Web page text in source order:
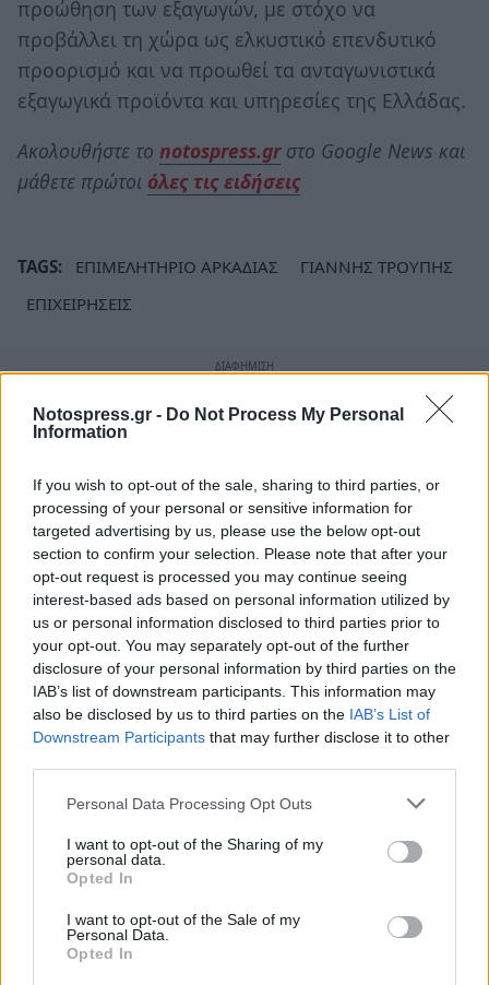
Notospress.gr - Do Not Process My Personal
Information
If you wish to opt-out of the sale, sharing to third parties, or
processing of your personal or sensitive information for
targeted advertising by us, please use the below opt-out
section to confirm your selection. Please note that after your
opt-out request is processed you may continue seeing
interest-based ads based on personal information utilized by
us or personal information disclosed to third parties prior to
your opt-out. You may separately opt-out of the further
disclosure of your personal information by third parties on the
IAB’s list of downstream participants. This information may
also be disclosed by us to third parties on the IAB’s List of
Downstream Participants that may further disclose it to other
Personal Data Processing Opt Outs
I want to opt-out of the Sharing of my
personal data.
Opted In
I want to opt-out of the Sale of my
Personal Data.
Opted In
προώθηση των εξαγωγών, με στόχο να
προβάλλει τη χώρα ως ελκυστικό επενδυτικό
προορισμό και να προωθεί τα ανταγωνιστικά
εξαγωγικά προϊόντα και υπηρεσίες της Ελλάδας.
Ακολουθήστε το notospress.grστο Google News και
μάθετε πρώτοι όλες τις ειδήσεις
TAGS: ΕΠΙΜΕΛΗΤΗΡΙΟ ΑΡΚΑΔΙΑΣ
ΓΙΑΝΝΗΣ ΤΡΟΥΠΗΣ
ΕΠΙΧΕΙΡΗΣΕΙΣ